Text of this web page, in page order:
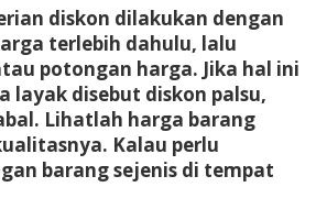
diskon dilakukan dengan
terlebih dahulu, lalu
potongan harga. Jika hal ini
layak disebut diskon palsu,
Lihatlah harga barang
Kalau perlu
barang sejenis di tempat